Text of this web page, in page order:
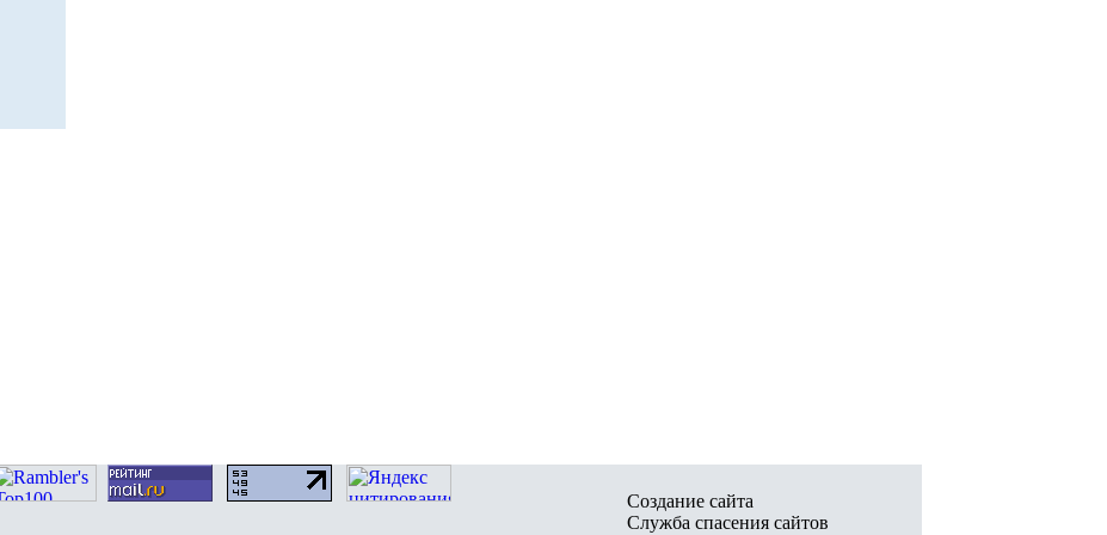
Создание сайта
Служба спасения сайтов